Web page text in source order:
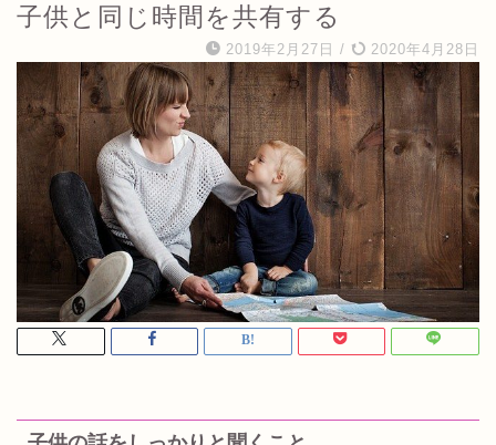
子供と同じ時間を共有する
2019年2月27日 / 2020年4月28日